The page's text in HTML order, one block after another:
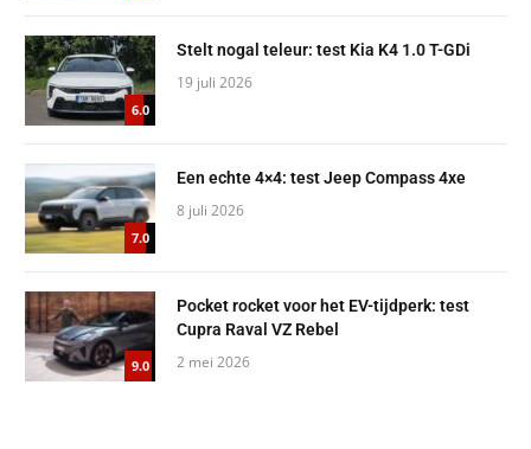
6.0
Stelt nogal teleur: test Kia K4 1.0 T-GDi
19 juli 2026
7.0
Een echte 4×4: test Jeep Compass 4xe
8 juli 2026
9.0
Pocket rocket voor het EV-tijdperk: test
Cupra Raval VZ Rebel
2 mei 2026